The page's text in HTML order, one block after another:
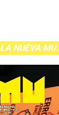
LA NUEVA